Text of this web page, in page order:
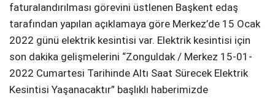
faturalandırılması görevini üstlenen Başkent edaş
tarafından yapılan açıklamaya göre Merkez’de 15 Ocak
2022 günü elektrik kesintisi var. Elektrik kesintisi için
son dakika gelişmelerini “Zonguldak / Merkez 15-01-
2022 Cumartesi Tarihinde Altı Saat Sürecek Elektrik
Kesintisi Yaşanacaktır” başlıklı haberimizde